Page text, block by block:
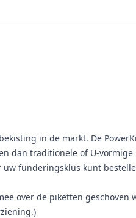
in de markt. De
dan traditionele of U-
funderingsklus kunt
over de piketten